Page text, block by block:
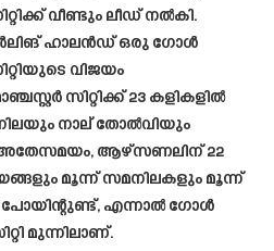
വീണ്ടും ലീഡ് നൽകി.
എർലിങ് ഹാലൻഡ് ഒരു ഗോൾ
വിജയം
സിറ്റിക്ക് 23 കളികളിൽ
നാല് തോൽവിയും
അതേസമയം, ആഴ്സണലിന് 22
മൂന്ന് സമനിലകളും മൂന്ന്
പോയിന്റുണ്ട്, എന്നാൽ ഗോൾ
മുന്നിലാണ്.